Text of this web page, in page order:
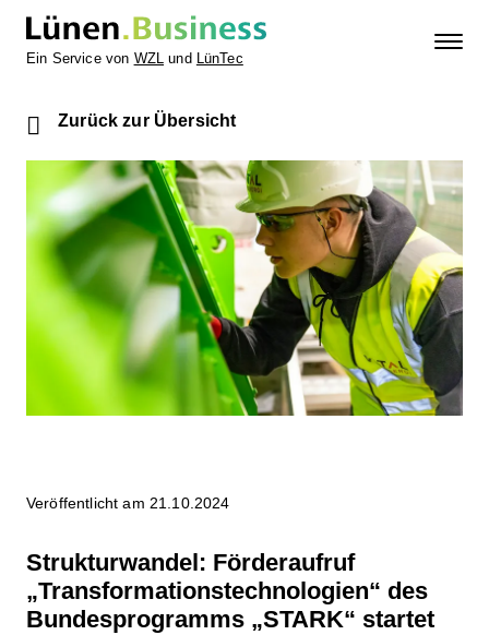
Ein Service von WZL und LünTec
Zurück zur Übersicht
Veröffentlicht am 21.10.2024
Strukturwandel: Förderaufruf
„Transformationstechnologien“ des
Bundesprogramms „STARK“ startet